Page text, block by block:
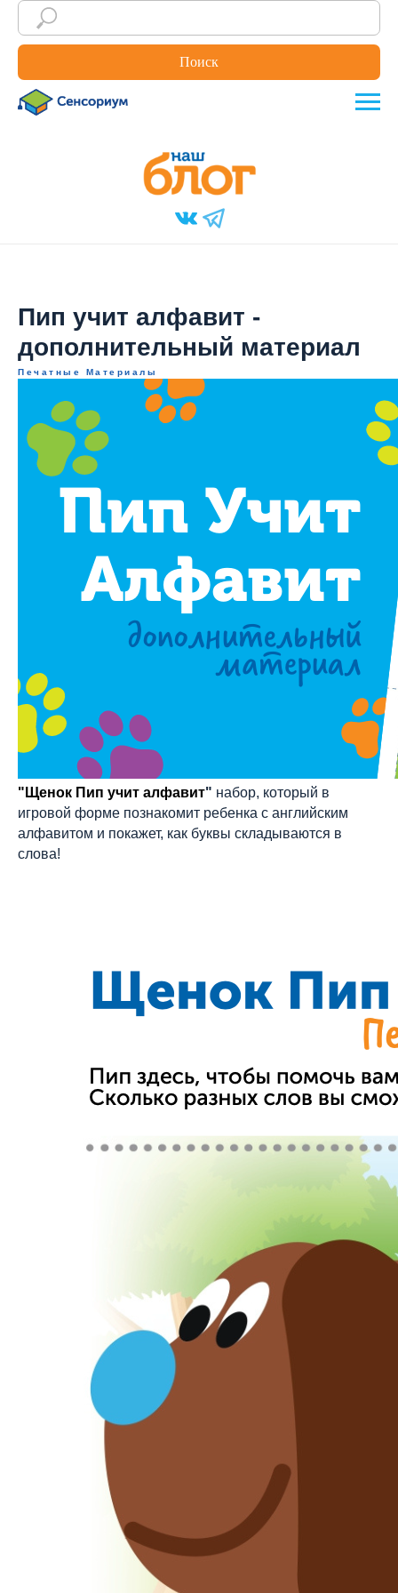
Поиск
Пип учит алфавит -
дополнительный материал
Печатные Материалы
"Щенок Пип учит алфавит" набор, который в
игровой форме познакомит ребенка с английским
алфавитом и покажет, как буквы складываются в
слова!